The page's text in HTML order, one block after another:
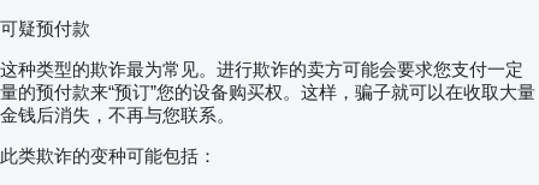
可疑预付款
这种类型的欺诈最为常见。进行欺诈的卖方可能会要求您支付一定
量的预付款来“预订”您的设备购买权。这样，骗子就可以在收取大量
金钱后消失，不再与您联系。
此类欺诈的变种可能包括：